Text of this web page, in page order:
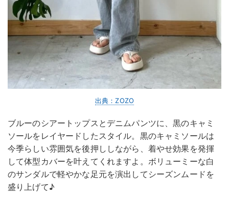
出典：ZOZO
ブルーのシアートップスとデニムパンツに、黒のキャミ
ソールをレイヤードしたスタイル。黒のキャミソールは
今季らしい雰囲気を後押ししながら、着やせ効果を発揮
して体型カバーを叶えてくれますよ。ボリューミーな白
のサンダルで軽やかな足元を演出してシーズンムードを
盛り上げて♪